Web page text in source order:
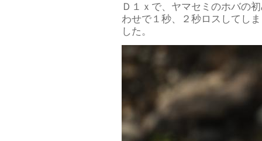
Ｄ１ｘで、ヤマセミのホバの
わせで１秒、２秒ロスしてし
した。